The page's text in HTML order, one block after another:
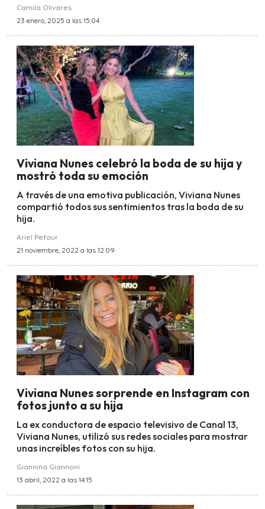
Camila Olivares
23 enero, 2025 a las 15:04
Viviana Nunes celebró la boda de su hija y
mostró toda su emoción
A través de una emotiva publicación, Viviana Nunes
compartió todos sus sentimientos tras la boda de su
hija.
Ariel Pefaur
21 noviembre, 2022 a las 12:09
Viviana Nunes sorprende en Instagram con
fotos junto a su hija
La ex conductora de espacio televisivo de Canal 13,
Viviana Nunes, utilizó sus redes sociales para mostrar
unas increíbles fotos con su hija.
Giannina Giannoni
13 abril, 2022 a las 14:15